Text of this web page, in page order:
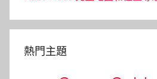
熱門主題